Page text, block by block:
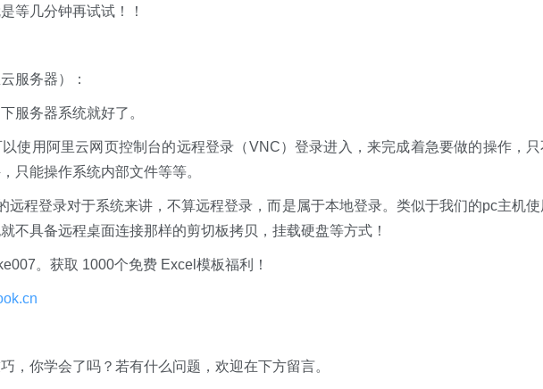
等几分钟再试试！！
服务器）：
服务器系统就好了。
使用阿里云网页控制台的远程登录（VNC）登录进入，来完成着急要做的操作，只
只能操作系统内部文件等等。
远程登录对于系统来讲，不算远程登录，而是属于本地登录。类似于我们的pc主机
不具备远程桌面连接那样的剪切板拷贝，挂载硬盘等方式！
。获取 1000个免费 Excel模板福利​​​​！
，你学会了吗？若有什么问题，欢迎在下方留言。